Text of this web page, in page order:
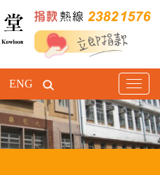
T
o
g
g
l
ENG